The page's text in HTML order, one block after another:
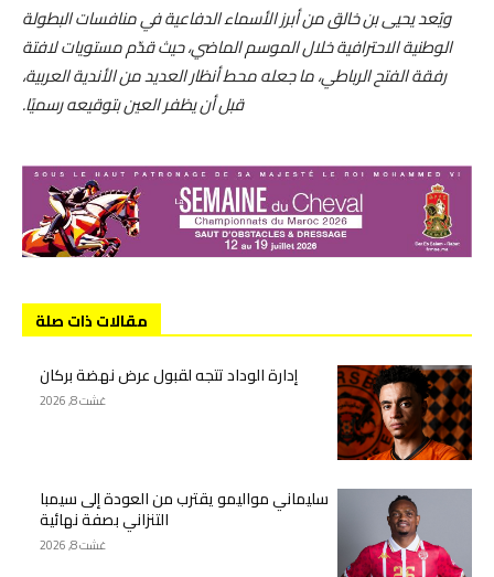
ويُعد يحيى بن خالق من أبرز الأسماء الدفاعية في منافسات البطولة
الوطنية الاحترافية خلال الموسم الماضي، حيث قدّم مستويات لافتة
رفقة الفتح الرباطي، ما جعله محط أنظار العديد من الأندية العربية،
قبل أن يظفر العين بتوقيعه رسميًا.
مقالات ذات صلة
إدارة الوداد تتجه لقبول عرض نهضة بركان
غشت 8, 2026
سليماني مواليمو يقترب من العودة إلى سيمبا
التنزاني بصفة نهائية
غشت 8, 2026